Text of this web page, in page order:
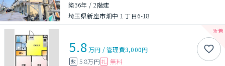
築36年 /2階建
埼玉県新座市畑中１丁目6-18
5.8万円 /管理費3,000円
敷 5.8万円 礼 無料